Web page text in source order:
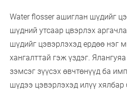
Water flosser ашиглан шүдийг
шүдний утсаар цвэрлэх
шүдийг цэвэрлэхэд ердөө нэг
хангалттай гэж үздэг.
зэмсэг зүүсэх өвчтөнүүд ба
шүдээ цэвэрлэхэд илүү хялбар